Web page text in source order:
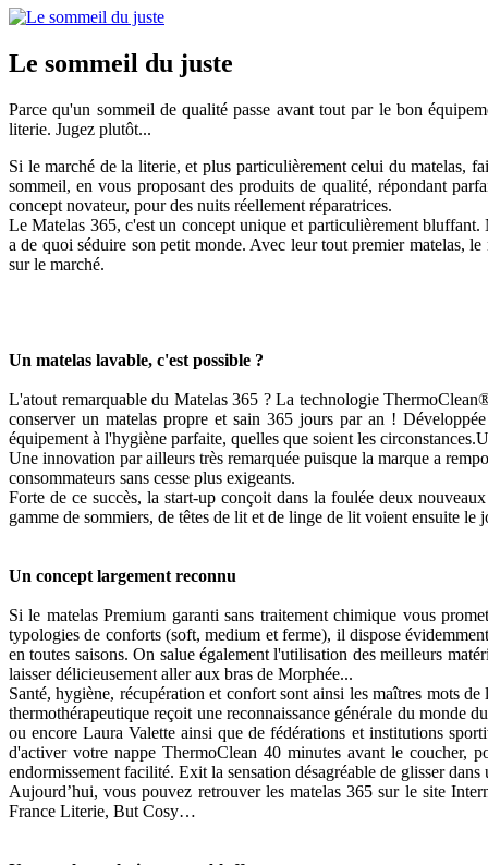
Le sommeil du juste
Parce qu'un sommeil de qualité passe avant tout par le bon
literie. Jugez plutôt...
Si le marché de la literie, et plus particulièrement celui du matelas,
sommeil, en vous proposant des produits de qualité, répondant
concept novateur, pour des nuits réellement réparatrices.
Le Matelas 365, c'est un concept unique et particulièrement
a de quoi séduire son petit monde. Avec leur tout premier matelas,
sur le marché.
Un matelas lavable, c'est possible ?
L'atout remarquable du Matelas 365 ? La technologie
conserver un matelas propre et sain 365 jours par an !
équipement à l'hygiène parfaite, quelles que soient les
Une innovation par ailleurs très remarquée puisque la marque a
consommateurs sans cesse plus exigeants.
Forte de ce succès, la start-up conçoit dans la foulée deux
gamme de sommiers, de têtes de lit et de linge de lit voient ensuite
Un concept largement reconnu
Si le matelas Premium garanti sans traitement chimique vous
typologies de conforts (soft, medium et ferme), il dispose
en toutes saisons. On salue également l'utilisation des meilleurs
laisser délicieusement aller aux bras de Morphée...
Santé, hygiène, récupération et confort sont ainsi les maîtres mots
thermothérapeutique reçoit une reconnaissance générale du monde
ou encore Laura Valette ainsi que de fédérations et institutions
d'activer votre nappe ThermoClean 40 minutes avant le coucher,
endormissement facilité. Exit la sensation désagréable de glisser
Aujourd’hui, vous pouvez retrouver les matelas 365 sur le site
France Literie, But Cosy…